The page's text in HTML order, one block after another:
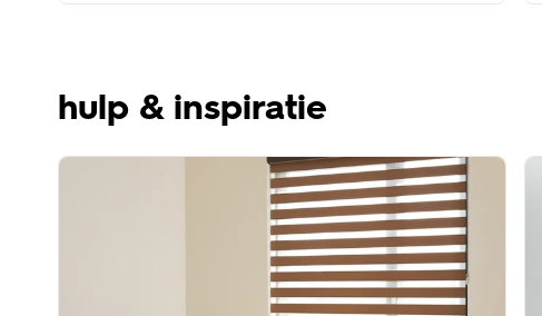
hulp & inspiratie